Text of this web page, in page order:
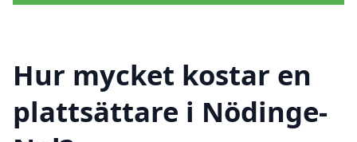
Hur mycket kostar en
plattsättare i Nödinge-